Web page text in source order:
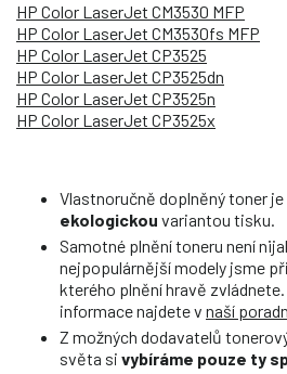
HP Color LaserJet CM3530 MFP
HP Color LaserJet CM3530fs MFP
HP Color LaserJet CP3525
HP Color LaserJet CP3525dn
HP Color LaserJet CP3525n
HP Color LaserJet CP3525x
Vlastnoručně doplněný toner je
ekologickou variantou tisku.
Samotné plnění toneru není
nejpopulárnější modely jsme
kterého plnění hravě
informace najdete v naší
Z možných dodavatelů
světa si vybíráme pouze ty